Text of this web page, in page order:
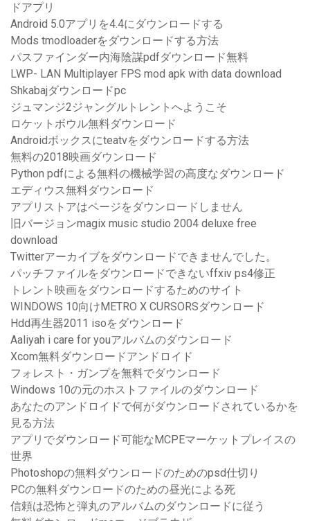
ドアプリ
Android 5.0アプリを4.4にダウンロードする
Mods tmodloaderをダウンロードする方法
パスファインダー内海陰謀pdfダウンロード無料
LWP- LAN Multiplayer FPS mod apk with data download
Shkabajダウンロードpc
ジュマンジ2ジャングルトレントへようこそ
ロケットボウル無料ダウンロード
Androidボックスにteatvをダウンロードする方法
無料の2018映画ダウンロード
Python pdfによる無料の機械学習の高度なダウンロード
エディウス無料ダウンロード
アプリストアはページをダウンロードしません
旧バージョンmagix music studio 2004 deluxe free
download
Twitterアーカイブをダウンロードできませんでした。
パッチファイルをダウンロードできないffxiv ps4修正
トレント映画をダウンロードするためのサイト
WINDOWS 10向けMETRO X CURSORSダウンロード
Hdd再生器2011 isoをダウンロード
Aaliyah i care for youアルバムのダウンロード
Xcom無料ダウンロードアンドロイド
フォレスト・ガンプを無料でダウンロード
Windows 10の元のホストファイルのダウンロード
あなたのアンドロイドで何がダウンロードされているかを
見る方法
アプリでダウンロード可能なMCPEマーケットプレイスの
世界
Photoshopの無料ダウンロードのためのpsd仕切り
PCの無料ダウンロードのための昼光による死
信頼は恐怖と弾丸のアルバムのダウンロードに従う